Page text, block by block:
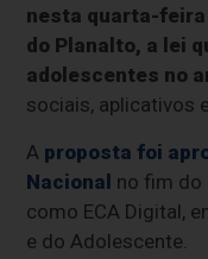
nesta quarta-
do Planalto, a lei
adolescentes no
sociais, aplicativos
A proposta foi
Nacional no fim do
como ECA Digital,
e do Adolescente.